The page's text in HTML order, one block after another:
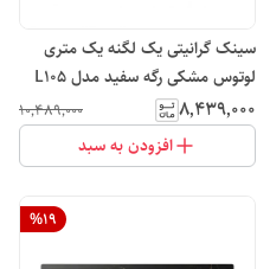
سینک گرانیتی یک لگنه یک متری
لوتوس مشکی رگه سفید مدل L10۵
۸٬۴۳۹٬۰۰۰ ۱۰٬۴۸۹٬۰۰۰
افزودن به سبد
%19